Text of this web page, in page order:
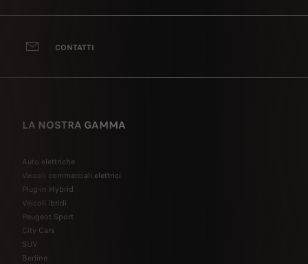
CONTATTI
LA NOSTRA GAMMA
Auto elettriche
Veicoli commerciali elettrici
Plug-in Hybrid
Veicoli ibridi
Peugeot Sport
City Cars
SUV
Berline